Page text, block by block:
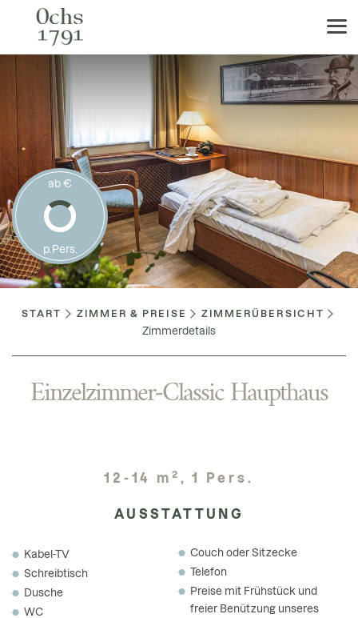
ab €
p.Pers.
START ZIMMER & PREISE ZIMMERÜBERSICHT
Zimmerdetails
Einzelzimmer-Classic Haupthaus
12-14 m 2 , 1 Pers.
AUSSTATTUNG
Kabel-TV
Schreibtisch
Dusche
WC
Couch oder Sitzecke
Telefon
Preise mit Frühstück und
freier Benützung unseres